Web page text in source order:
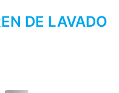
DE LAVADO